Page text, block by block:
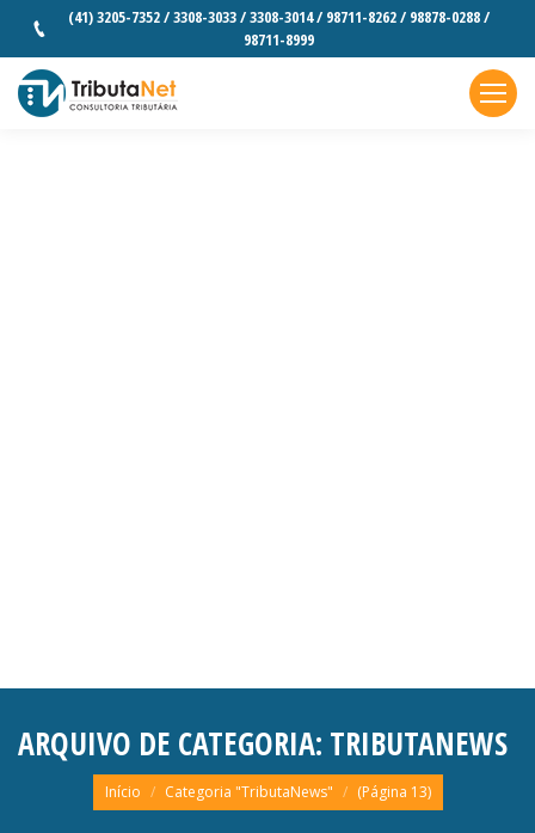
(41) 3205-7352 / 3308-3033 / 3308-3014 / 98711-8262 / 98878-0288 /
98711-8999
ARQUIVO DE CATEGORIA: TRIBUTANEWS
Você está aqui:
Início Categoria "TributaNews" (Página 13)